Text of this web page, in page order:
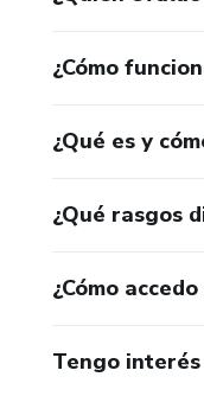
¿Cómo
¿Qué es y
¿Qué rasgos
¿Cómo
Tengo interés